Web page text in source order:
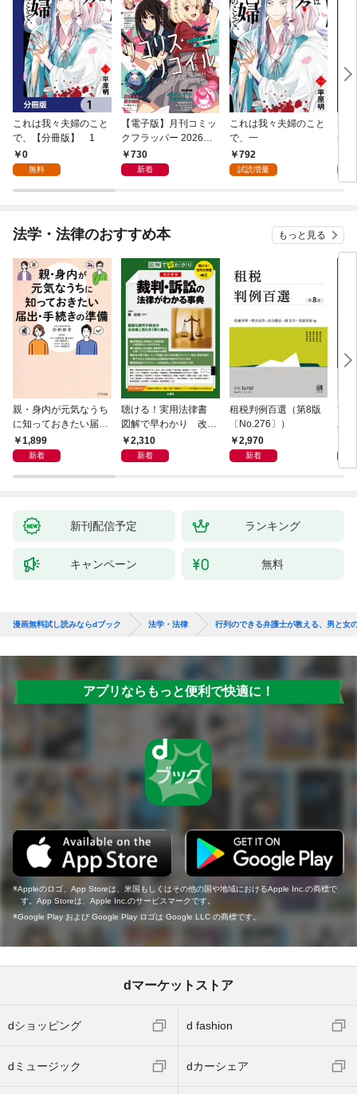
これは我々夫婦のこと
で、【分冊版】 1
0
無料
【電子版】月刊コミッ
クフラッパー 2026年9
月号730
新着
これは我々夫婦のこと
で、一
792
試読増量
チ
冊
法学・法律のおすすめ本 もっと見る
親・身内が元気なうち
に知っておきたい届
出・手続きの準備（き
ずな出版）
1,899
新着
聴ける！実用法律書
図解で早わかり 改訂
新版 裁判・訴訟の法
律がわかる事典
2,310
新着
租税判例百選（第8版
〔No.276〕）
2,970
新着
ひ
版
が
き
新刊配信予定 ランキング
キャンペーン 無料
漫画無料試し読みならdブック 法学・法律 行列のできる弁護士が教える、男と女
アプリならもっと便利で快適に！
Appleのロゴ、App Storeは、米国もしくはその他の国や地域におけるApple Inc.の商標で
す。App Storeは、Apple Inc.のサービスマークです。
Google Play および Google Play ロゴは Google LLC の商標です。
dマーケットストア
dショッピング d fashion
dミュージック dカーシェア